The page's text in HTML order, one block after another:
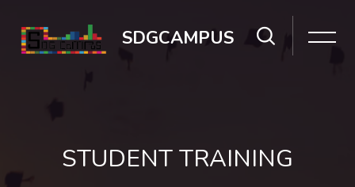
SDGCAMPUS
STUDENT TRAINING